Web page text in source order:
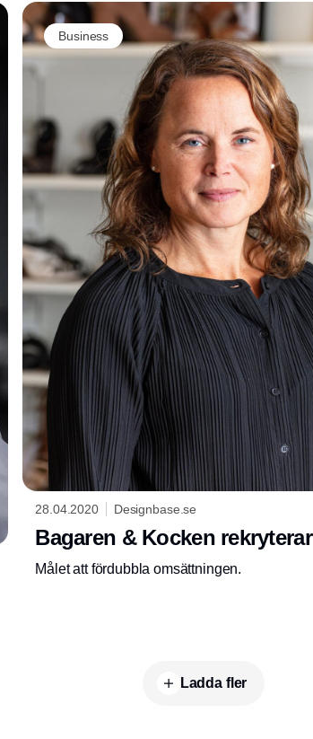
Business
28.04.2020 Designbase.se
Bagaren & Kocken rekryterar
Målet att fördubbla omsättningen.
Ladda fler